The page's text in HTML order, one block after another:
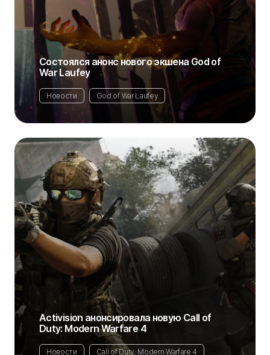
Состоялся анонс нового экшена God of
War Laufey
Новости God of War Laufey
Activision анонсировала новую Call of
Duty: Modern Warfare 4
Новости Call of Duty: Modern Warfare 4